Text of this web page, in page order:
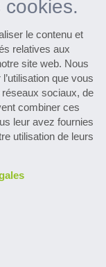
le contenu et
relatives aux
site web. Nous
que vous
sociaux, de
combiner ces
leur avez fournies
utilisation de leurs